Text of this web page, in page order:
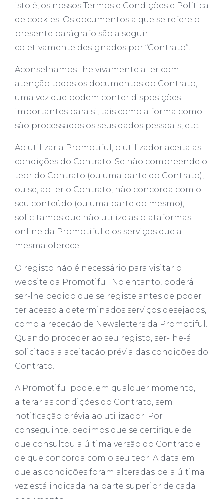
isto é, os nossos Termos e Condições e Política
de cookies. Os documentos a que se refere o
presente parágrafo são a seguir
coletivamente designados por “Contrato”.
Aconselhamos-lhe vivamente a ler com
atenção todos os documentos do Contrato,
uma vez que podem conter disposições
importantes para si, tais como a forma como
são processados os seus dados pessoais, etc.
Ao utilizar a Promotiful, o utilizador aceita as
condições do Contrato. Se não compreende o
teor do Contrato (ou uma parte do Contrato),
ou se, ao ler o Contrato, não concorda com o
seu conteúdo (ou uma parte do mesmo),
solicitamos que não utilize as plataformas
online da Promotiful e os serviços que a
mesma oferece.
O registo não é necessário para visitar o
website da Promotiful. No entanto, poderá
ser-lhe pedido que se registe antes de poder
ter acesso a determinados serviços desejados,
como a receção de Newsletters da Promotiful.
Quando proceder ao seu registo, ser-lhe-á
solicitada a aceitação prévia das condições do
Contrato.
A Promotiful pode, em qualquer momento,
alterar as condições do Contrato, sem
notificação prévia ao utilizador. Por
conseguinte, pedimos que se certifique de
que consultou a última versão do Contrato e
de que concorda com o seu teor. A data em
que as condições foram alteradas pela última
vez está indicada na parte superior de cada